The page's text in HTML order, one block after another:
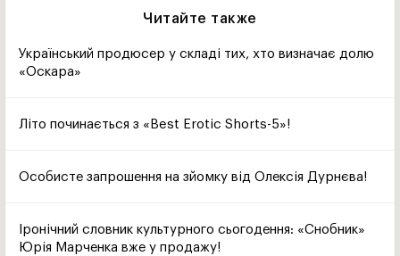
Читайте также
Український продюсер у складі тих, хто визначає долю
«Оскара»
Літо починається з «Best Erotic Shorts-5»!
Особисте запрошення на зйомку від Олексія Дурнєва!
Іронічний словник культурного сьогодення: «Снобник»
Юрія Марченка вже у продажу!